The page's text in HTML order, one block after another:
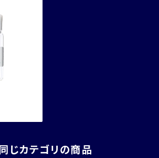
同じカテゴリの商品